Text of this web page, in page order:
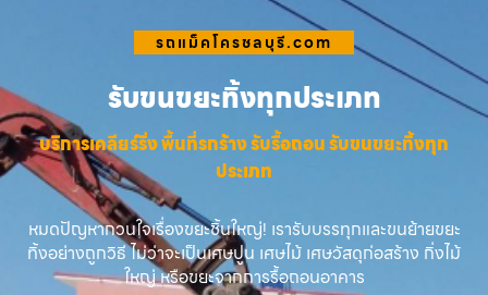
รถแม็คโครชลบุรี.com
รับขนขยะทิ้งทุกประเภท
บริการเคลียร์ริ่ง พื้นที่รกร้าง รับรื้อถอน รับขนขยะทิ้งทุก
ประเภท
หมดปัญหากวนใจเรื่องขยะชิ้นใหญ่! เรารับบรรทุกและขนย้ายขยะ
ทิ้งอย่างถูกวิธี ไม่ว่าจะเป็นเศษปูน เศษไม้ เศษวัสดุก่อสร้าง กิ่งไม้
ใหญ่ หรือขยะจากการรื้อถอนอาคาร